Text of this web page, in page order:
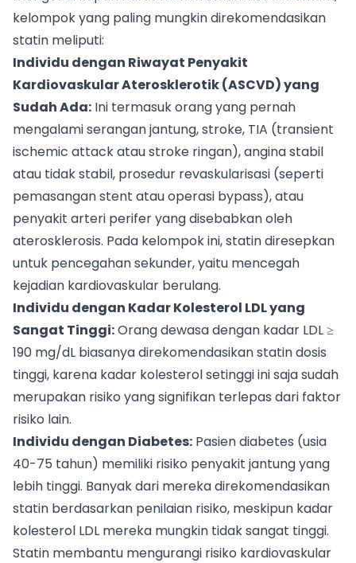
kelompok yang paling mungkin direkomendasikan
statin meliputi:
Individu dengan Riwayat Penyakit
Kardiovaskular Aterosklerotik (ASCVD) yang
Sudah Ada: Ini termasuk orang yang pernah
mengalami serangan jantung, stroke, TIA (transient
ischemic attack atau stroke ringan), angina stabil
atau tidak stabil, prosedur revaskularisasi (seperti
pemasangan stent atau operasi bypass), atau
penyakit arteri perifer yang disebabkan oleh
aterosklerosis. Pada kelompok ini, statin diresepkan
untuk pencegahan sekunder, yaitu mencegah
kejadian kardiovaskular berulang.
Individu dengan Kadar Kolesterol LDL yang
Sangat Tinggi:Orang dewasa dengan kadar LDL ≥
190 mg/dL biasanya direkomendasikan statin dosis
tinggi, karena kadar kolesterol setinggi ini saja sudah
merupakan risiko yang signifikan terlepas dari faktor
risiko lain.
Individu dengan Diabetes: Pasien diabetes (usia
40-75 tahun) memiliki risiko penyakit jantung yang
lebih tinggi. Banyak dari mereka direkomendasikan
statin berdasarkan penilaian risiko, meskipun kadar
kolesterol LDL mereka mungkin tidak sangat tinggi.
Statin membantu mengurangi risiko kardiovaskular